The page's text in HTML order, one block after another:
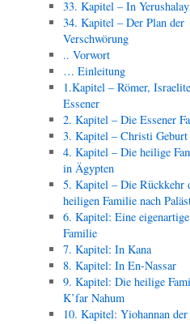
33. Kapitel – In
34. Kapitel – Der Plan der
Verschwörung
.. Vorwort
… Einleitung
1.Kapitel – Römer,
Essener
2. Kapitel – Die Essener
3. Kapitel – Christi Geburt
4. Kapitel – Die heilige
in Ägypten
5. Kapitel – Die Rückkehr
heiligen Familie nach
6. Kapitel: Eine eigenartige
Familie
7. Kapitel: In Kana
8. Kapitel: In En-Nassar
9. Kapitel: Die heilige
K’far Nahum
10. Kapitel: Yiohannan der